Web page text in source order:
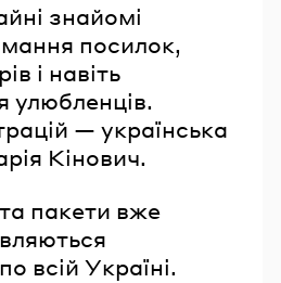
знайомі
посилок,
і навіть
улюбленців.
— українська
Кінович.
пакети вже
всій Україні.